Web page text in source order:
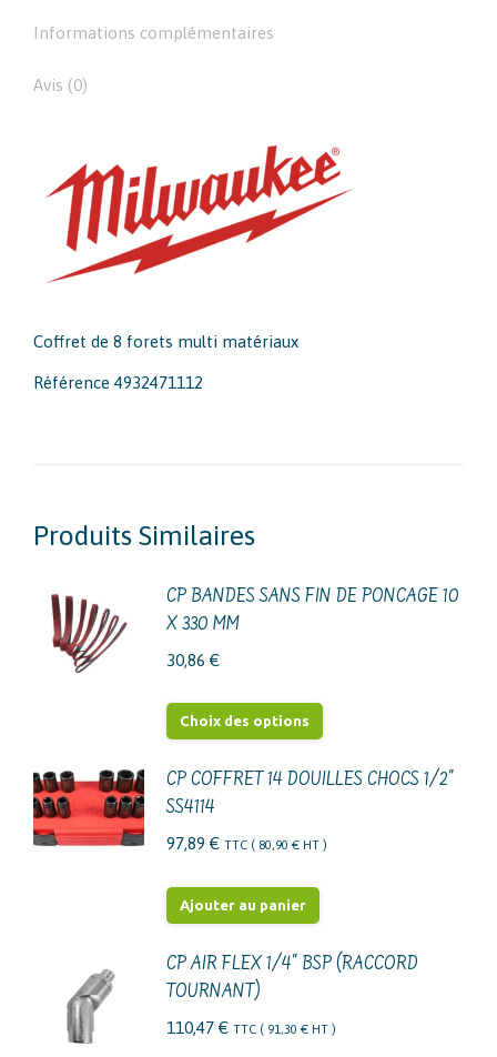
Informations complémentaires
Avis (0)
Coffret de 8 forets multi matériaux
Référence 4932471112
Produits Similaires
CP BANDES SANS FIN DE PONCAGE 10
X 330 MM
30,86 €
Choix des options
a
variations.
être
CP COFFRET 14 DOUILLES CHOCS 1/2"
SS4114
97,89 € TTC ( 80,90 € HT )
Ajouter au panier
CP AIR FLEX 1/4" BSP (RACCORD
TOURNANT)
110,47 € TTC ( 91,30 € HT )